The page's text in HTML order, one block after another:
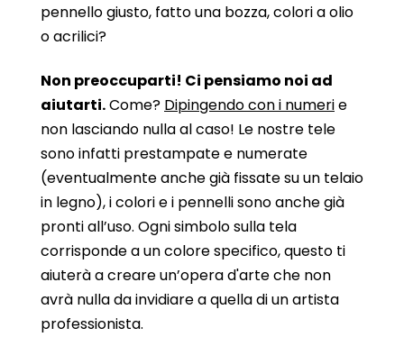
pennello giusto, fatto una bozza, colori a olio
o acrilici?
Non preoccuparti! Ci pensiamo noi ad
aiutarti.Come? Dipingendo con i numerie
non lasciando nulla al caso! Le nostre tele
sono infatti prestampate e numerate
(eventualmente anche già fissate su un telaio
in legno), i colori e i pennelli sono anche già
pronti all’uso. Ogni simbolo sulla tela
corrisponde a un colore specifico, questo ti
aiuterà a creare un’opera d'arte che non
avrà nulla da invidiare a quella di un artista
professionista.